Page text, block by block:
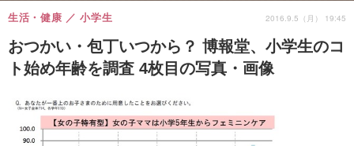
おつかい・包丁いつから？ 博報堂、小学生のコ
ト始め年齢を調査 4枚目の写真・画像
生活・健康 小学生 2016.9.5（月） 19:45